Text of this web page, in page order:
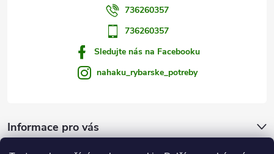
Informace pro vás
736260357
736260357
Sledujte nás na Facebooku
nahaku_rybarske_potreby